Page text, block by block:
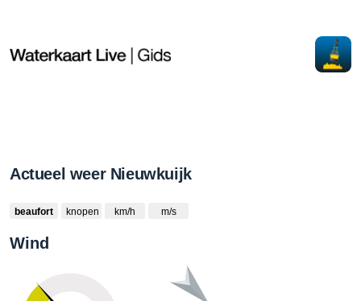
Actueel weer Nieuwkuijk
beaufort knopen km/h m/s
Wind